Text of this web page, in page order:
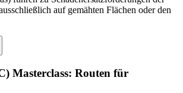
auf gemähten Flächen oder den
Masterclass: Routen für